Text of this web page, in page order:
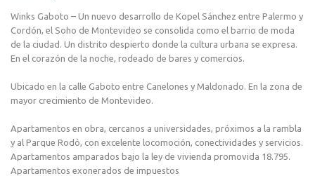
Winks Gaboto – Un nuevo desarrollo de Kopel Sánchez entre Palermo y
Cordón, el Soho de Montevideo se consolida como el barrio de moda
de la ciudad. Un distrito despierto donde la cultura urbana se expresa.
En el corazón de la noche, rodeado de bares y comercios.
Ubicado en la calle Gaboto entre Canelones y Maldonado. En la zona de
mayor crecimiento de Montevideo.
Apartamentos en obra, cercanos a universidades, próximos a la rambla
y al Parque Rodó, con excelente locomoción, conectividades y servicios.
Apartamentos amparados bajo la ley de vivienda promovida 18.795.
Apartamentos exonerados de impuestos